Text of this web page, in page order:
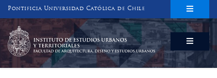
Pontificia Universidad Católica de Chile
INSTITUTO DE ESTUDIOS URBANOS
Y TERRITORIALES